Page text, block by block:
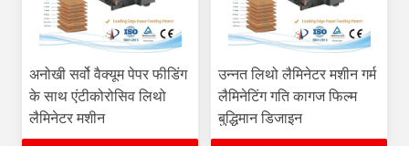
अनोखी सर्वो वैक्यूम पेपर फीडिंग
के साथ एंटीकोरोसिव लिथो
लैमिनेटर मशीन
उन्नत लिथो लैमिनेटर मशीन गर्म
लैमिनेटिंग गति कागज फिल्म
बुद्धिमान डिजाइन